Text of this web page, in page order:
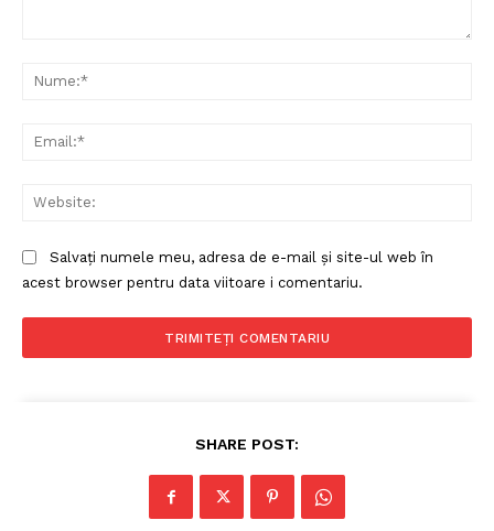
Salvați numele meu, adresa de e-mail și site-ul web în
acest browser pentru data viitoare i comentariu.
SHARE POST: